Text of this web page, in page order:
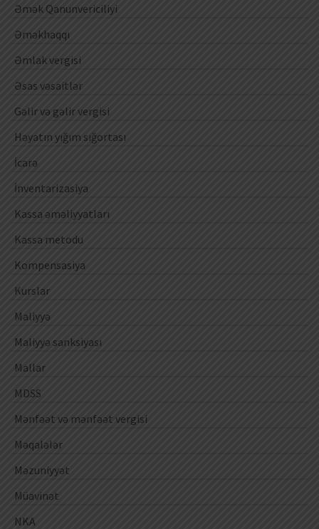
Əmək Qanunvericiliyi
Əməkhaqqı
Əmlak vergisi
Əsas vəsaitlər
Gəlir və gəlir vergisi
Həyatın yığım sığortası
İcarə
İnventarizasiya
Kassa əməliyyatları
Kassa metodu
Kompensasiya
Kurslar
Maliyyə
Maliyyə sanksiyası
Mallar
MDSS
Mənfəət və mənfəət vergisi
Məqalələr
Məzuniyyət
Müavinət
NKA